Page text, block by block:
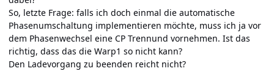
So, letzte Frage: falls ich doch einmal die automatische
Phasenumschaltung implementieren möchte, muss ich ja vor
dem Phasenwechsel eine CP Trennund vornehmen. Ist das
richtig, dass das die Warp1 so nicht kann?
Den Ladevorgang zu beenden reicht nicht?